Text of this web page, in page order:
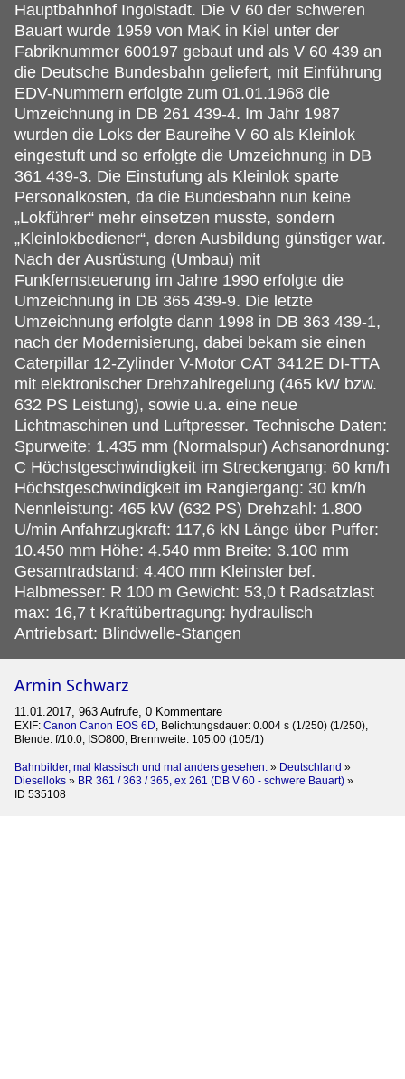
Hauptbahnhof Ingolstadt. Die V 60 der schweren
Bauart wurde 1959 von MaK in Kiel unter der
Fabriknummer 600197 gebaut und als V 60 439 an
die Deutsche Bundesbahn geliefert, mit Einführung
EDV-Nummern erfolgte zum 01.01.1968 die
Umzeichnung in DB 261 439-4. Im Jahr 1987
wurden die Loks der Baureihe V 60 als Kleinlok
eingestuft und so erfolgte die Umzeichnung in DB
361 439-3. Die Einstufung als Kleinlok sparte
Personalkosten, da die Bundesbahn nun keine
„Lokführer“ mehr einsetzen musste, sondern
„Kleinlokbediener“, deren Ausbildung günstiger war.
Nach der Ausrüstung (Umbau) mit
Funkfernsteuerung im Jahre 1990 erfolgte die
Umzeichnung in DB 365 439-9. Die letzte
Umzeichnung erfolgte dann 1998 in DB 363 439-1,
nach der Modernisierung, dabei bekam sie einen
Caterpillar 12-Zylinder V-Motor CAT 3412E DI-TTA
mit elektronischer Drehzahlregelung (465 kW bzw.
632 PS Leistung), sowie u.a. eine neue
Lichtmaschinen und Luftpresser. Technische Daten:
Spurweite: 1.435 mm (Normalspur) Achsanordnung:
C Höchstgeschwindigkeit im Streckengang: 60 km/h
Höchstgeschwindigkeit im Rangiergang: 30 km/h
Nennleistung: 465 kW (632 PS) Drehzahl: 1.800
U/min Anfahrzugkraft: 117,6 kN Länge über Puffer:
10.450 mm Höhe: 4.540 mm Breite: 3.100 mm
Gesamtradstand: 4.400 mm Kleinster bef.
Halbmesser: R 100 m Gewicht: 53,0 t Radsatzlast
max: 16,7 t Kraftübertragung: hydraulisch
Antriebsart: Blindwelle-Stangen
Armin Schwarz
11.01.2017, 963 Aufrufe, 0 Kommentare
EXIF: Canon Canon EOS 6D, Belichtungsdauer: 0.004 s (1/250) (1/250),
Blende: f/10.0, ISO800, Brennweite: 105.00 (105/1)
Bahnbilder, mal klassisch und mal anders gesehen. » Deutschland »
Dieselloks » BR 361 / 363 / 365, ex 261 (DB V 60 - schwere Bauart) »
ID 535108